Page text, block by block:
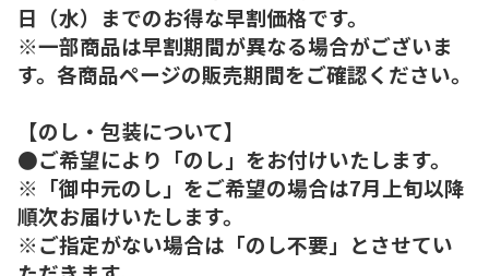
日（水）までのお得な早割価格です。
※一部商品は早割期間が異なる場合がございま
す。各商品ページの販売期間をご確認ください。
【のし・包装について】
●ご希望により「のし」をお付けいたします。
※「御中元のし」をご希望の場合は7月上旬以降
順次お届けいたします。
※ご指定がない場合は「のし不要」とさせてい